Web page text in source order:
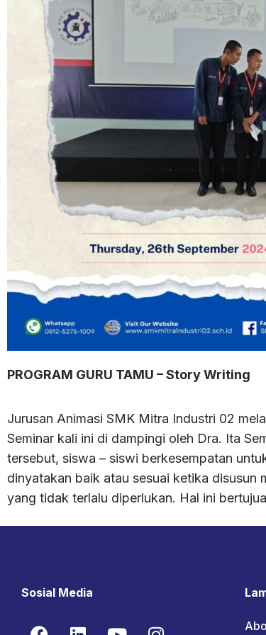
PROGRAM GURU TAMU – Story Writing
Jurusan Animasi SMK Mitra Industri 02
Seminar kali ini di dampingi oleh Dra. Ita
tersebut, siswa – siswi berkesempatan
dinyatakan baik atau sesuai ketika disusun
yang tidak terlalu diperlukan. Hal ini
Sosial Media